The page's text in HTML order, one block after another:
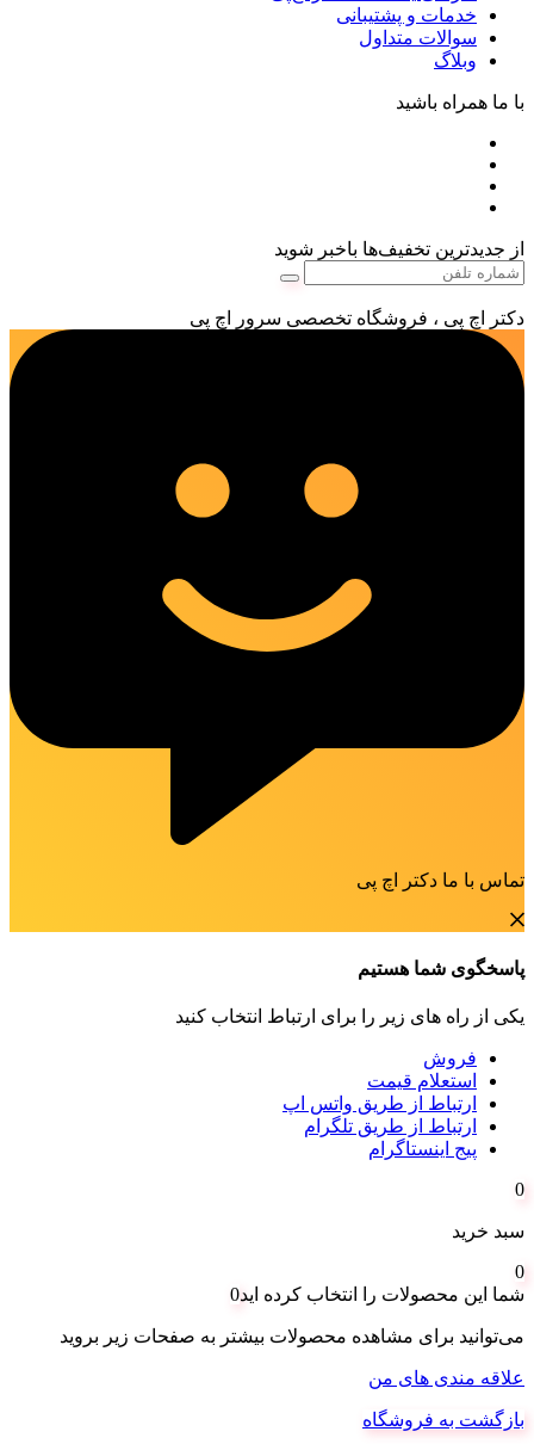
خدمات و پشتیبانی
سوالات متداول
وبلاگ
با ما همراه باشید
از جدیدترین تخفیف‌ها باخبر شوید
دکتر اچ پی ، فروشگاه تخصصی سرور اچ پی
تماس با ما دکتر اچ پی
پاسخگوی شما هستیم
یکی از راه های زیر را برای ارتباط انتخاب کنید
فروش
استعلام قیمت
ارتباط از طریق واتس اپ
ارتباط از طریق تلگرام
پیج اینستاگرام
0
سبد خرید
0
شما این محصولات را انتخاب کرده اید0
می‌توانید برای مشاهده محصولات بیشتر به صفحات زیر بروید
علاقه مندی های من
بازگشت به فروشگاه